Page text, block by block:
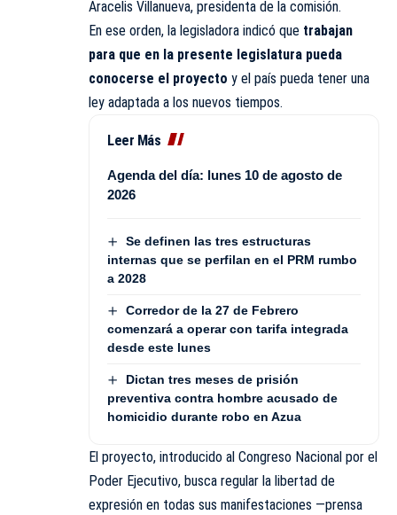
Aracelis Villanueva, presidenta de la comisión.
En ese orden, la legisladora indicó que trabajan
para que en la presente legislatura pueda
conocerse el proyecto y el país pueda tener una
ley adaptada a los nuevos tiempos.
Leer Más
Agenda del día: lunes 10 de agosto de
2026
Se definen las tres estructuras
internas que se perfilan en el PRM rumbo
a 2028
Corredor de la 27 de Febrero
comenzará a operar con tarifa integrada
desde este lunes
Dictan tres meses de prisión
preventiva contra hombre acusado de
homicidio durante robo en Azua
El proyecto, introducido al Congreso Nacional por el
Poder Ejecutivo, busca regular la libertad de
expresión en todas sus manifestaciones —prensa